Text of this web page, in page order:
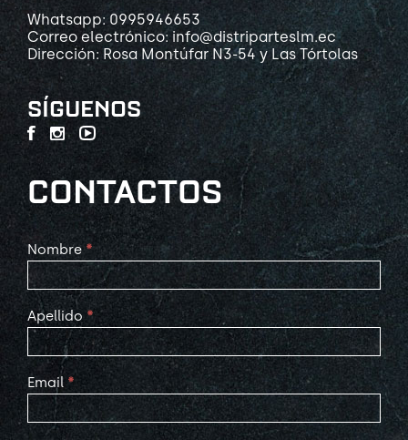
Whatsapp: 0995946653
Correo electrónico: info@distriparteslm.ec
Dirección: Rosa Montúfar N3-54 y Las Tórtolas
SÍGUENOS
CONTACTOS
Contact
Us
Nombre *
Apellido *
Email *